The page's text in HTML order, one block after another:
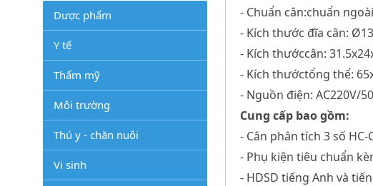
- Chuẩn cân:chuẩn
- Kích thước đĩa cân:
- Kích thướccân:
- Kích thướctổng thể:
- Nguồn điện: AC220V/
Cung cấp bao gồm:
- Cân phân tích 3 số HC-
- Phụ kiện tiêu chuẩn
- HDSD tiếng Anh và
Dược phẩm
Y tế
Thẩm mỹ
Môi trường
Thú y - chăn nuôi
Vi sinh